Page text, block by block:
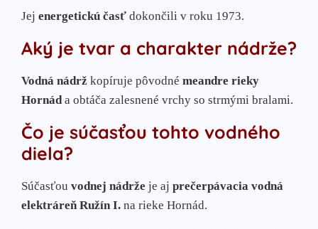
Jej energetickú časť dokončili v roku 1973.
Aký je tvar a charakter nádrže?
Vodná nádrž kopíruje pôvodné meandre rieky
Hornáda obtáča zalesnené vrchy so strmými bralami.
Čo je súčasťou tohto vodného
diela?
Súčasťou vodnej nádrže je aj prečerpávacia vodná
elektráreň Ružín I. na rieke Hornád.